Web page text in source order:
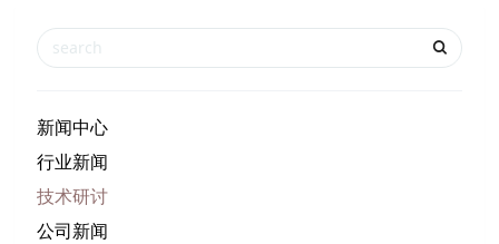
新闻中心
行业新闻
技术研讨
公司新闻